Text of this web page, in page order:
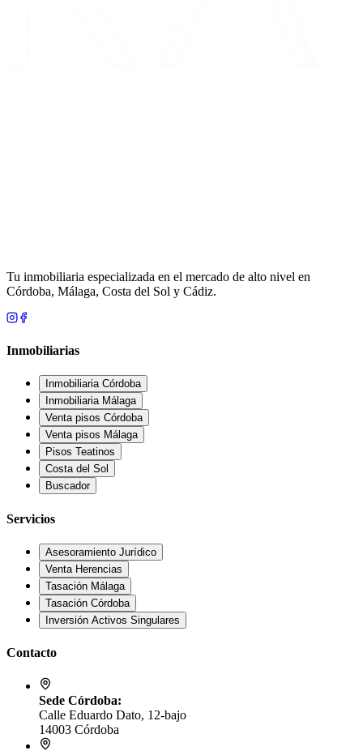
Tu inmobiliaria especializada en el mercado de alto nivel en
Córdoba, Málaga, Costa del Sol y Cádiz.
Inmobiliarias
Inmobiliaria Córdoba
Inmobiliaria Málaga
Venta pisos Córdoba
Venta pisos Málaga
Pisos Teatinos
Costa del Sol
Buscador
Servicios
Asesoramiento Jurídico
Venta Herencias
Tasación Málaga
Tasación Córdoba
Inversión Activos Singulares
Contacto
Sede Córdoba:
Calle Eduardo Dato, 12-bajo
14003 Córdoba